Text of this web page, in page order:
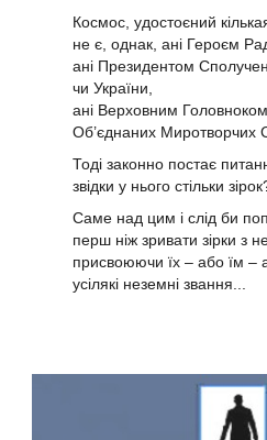
Космос, удостоєний
не є, однак, ані Героєм
ані Президентом
чи України,
ані Верховним
Об’єднаних
Тоді законно постає
звідки у нього стільки
Саме над цим і слід би
перш ніж зривати зірки з
присвоюючи їх – або їм –
усілякі неземні звання...